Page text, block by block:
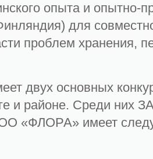
опыта и опытно-
для
проблем хранения,
двух основных
и районе. Среди них
«ФЛОРА» имеет